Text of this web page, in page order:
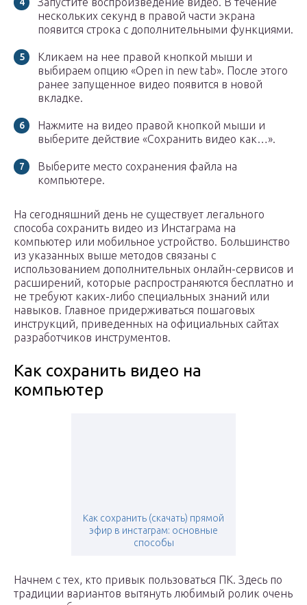
нескольких секунд в правой части экрана
появится строка с дополнительными функциями.
Кликаем на нее правой кнопкой мыши и
выбираем опцию «Open in new tab». После этого
ранее запущенное видео появится в новой
вкладке.
Нажмите на видео правой кнопкой мыши и
выберите действие «Сохранить видео как…».
Выберите место сохранения файла на
компьютере.
На сегодняшний день не существует легального
способа сохранить видео из Инстаграма на
компьютер или мобильное устройство. Большинство
из указанных выше методов связаны с
использованием дополнительных онлайн-сервисов и
расширений, которые распространяются бесплатно и
не требуют каких-либо специальных знаний или
навыков. Главное придерживаться пошаговых
инструкций, приведенных на официальных сайтах
разработчиков инструментов.
Как сохранить видео на
компьютер
Как сохранить (скачать) прямой
эфир в инстаграм: основные
способы
Начнем с тех, кто привык пользоваться ПК. Здесь по
традиции вариантов вытянуть любимый ролик очень